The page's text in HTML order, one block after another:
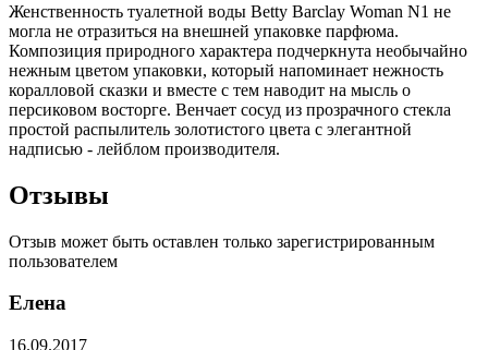
Женственность туалетной воды Betty Barclay Woman N1 не
могла не отразиться на внешней упаковке парфюма.
Композиция природного характера подчеркнута необычайно
нежным цветом упаковки, который напоминает нежность
коралловой сказки и вместе с тем наводит на мысль о
персиковом восторге. Венчает сосуд из прозрачного стекла
простой распылитель золотистого цвета с элегантной
надписью - лейблом производителя.
Отзывы
Отзыв может быть оставлен только зарегистрированным
пользователем
Eлена
16.09.2017